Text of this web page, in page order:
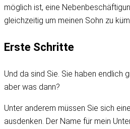
möglich ist, eine
gleichzeitig um meinen Sohn zu
Erste Schritte
Und da sind Sie. Sie haben endlich
aber was dann?
Unter anderem müssen Sie sich
ausdenken. Der Name für mein